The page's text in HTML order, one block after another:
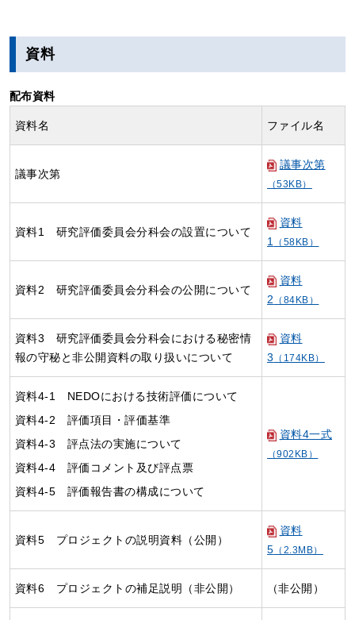
資料
配布資料
資料名 ファイル名
議事次第
議事次第
（53KB）
資料1 研究評価委員会分科会の設置について
資料
1 （58KB）
資料2 研究評価委員会分科会の公開について
資料
2
（84KB）
資料3 研究評価委員会分科会における秘密情
報の守秘と非公開資料の取り扱いについて
資料
3
（174KB）
資料4-1 NEDOにおける技術評価について
資料4-2 評価項目・評価基準
資料4-3 評点法の実施について
資料4-4 評価コメント及び評点票
資料4-5 評価報告書の構成について
資料4一式
（902KB）
資料5 プロジェクトの説明資料（公開）
資料
5 （2.3MB）
資料6 プロジェクトの補足説明（非公開） （非公開）